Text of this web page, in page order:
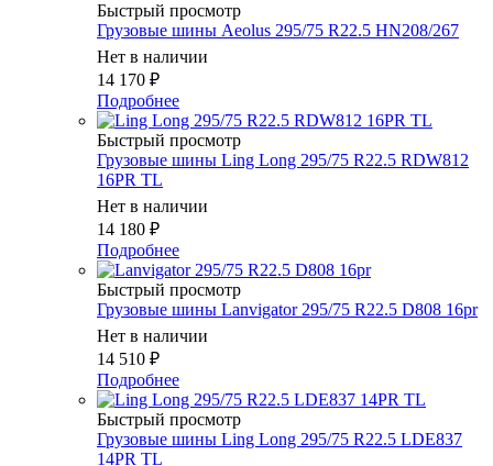
Быстрый просмотр
Грузовые шины Aeolus 295/75 R22.5 HN208/267
Нет в наличии
14 170 ₽
Подробнее
Быстрый просмотр
Грузовые шины Ling Long 295/75 R22.5 RDW812
16PR TL
Нет в наличии
14 180 ₽
Подробнее
Быстрый просмотр
Грузовые шины Lanvigator 295/75 R22.5 D808 16pr
Нет в наличии
14 510 ₽
Подробнее
Быстрый просмотр
Грузовые шины Ling Long 295/75 R22.5 LDE837
14PR TL